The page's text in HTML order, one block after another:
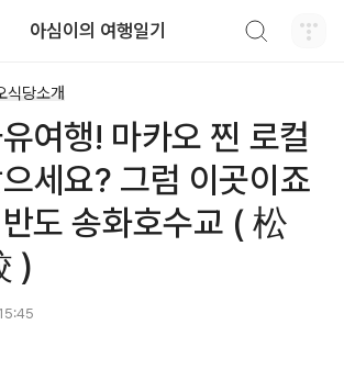
아심이의 여행일기
식당소개
여행! 마카오 찐 로컬
세요? 그럼 이곳이죠
도 송화호수교 ( 松
)